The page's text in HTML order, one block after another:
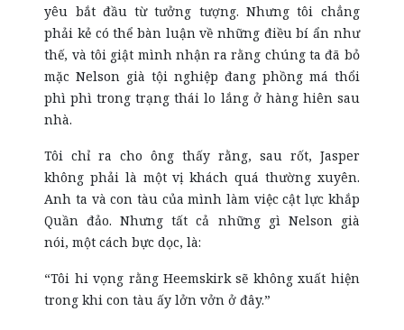
yêu bắt đầu từ tưởng tượng. Nhưng tôi chẳng
phải kẻ có thể bàn luận về những điều bí ẩn như
thế, và tôi giật mình nhận ra rằng chúng ta đã bỏ
mặc Nelson già tội nghiệp đang phồng má thổi
phì phì trong trạng thái lo lắng ở hàng hiên sau
nhà.
Tôi chỉ ra cho ông thấy rằng, sau rốt, Jasper
không phải là một vị khách quá thường xuyên.
Anh ta và con tàu của mình làm việc cật lực khắp
Quần đảo. Nhưng tất cả những gì Nelson già
nói, một cách bực dọc, là:
“Tôi hi vọng rằng Heemskirk sẽ không xuất hiện
trong khi con tàu ấy lởn vởn ở đây.”